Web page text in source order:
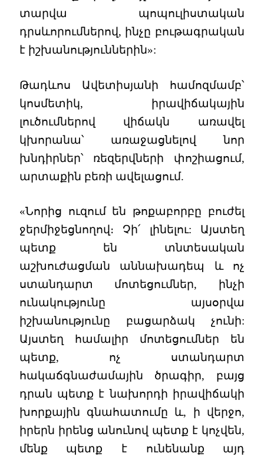
տարվա պոպուլիստական
դրսևորումներով, ինչը բութագրական
է իշխանություններին»:
Թադևոս Ավետիսյանի համոզմամբ՝
կոսմետիկ, իրավիճակային
լուծումներով վիճակն առավել
կխորանա՝ առաջացնելով նոր
խնդիրներ՝ ռեզերվների փոշիացում,
արտաքին բեռի ավելացում.
«Նորից ուզում են թոքաբորբը բուժել
ջերմիջեցնողով։ Չի՛ լինելու: Այստեղ
պետք են տնտեսական
աշխուժացման աննախադեպ և ոչ
ստանդարտ մոտեցումներ, ինչի
ունակությունը այսօրվա
իշխանությունը բացարձակ չունի:
Այստեղ համալիր մոտեցումներ են
պետք, ոչ ստանդարտ
հակաճգնաժամային ծրագիր, բայց
դրան պետք է նախորդի իրավիճակի
խորքային գնահատումը և, ի վերջո,
իրերն իրենց անունով պետք է կոչվեն,
մենք պետք է ունենանք այդ